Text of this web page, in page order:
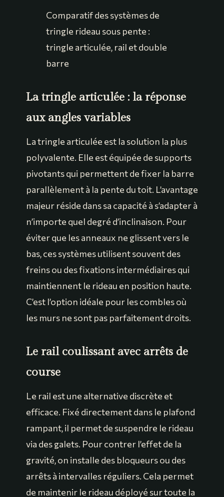
Comparatif des systèmes de
tringle rideau sous pente :
tringle articulée, rail et double
barre
La tringle articulée : la réponse
aux angles variables
La tringle articulée est la solution la plus
polyvalente. Elle est équipée de supports
pivotants qui permettent de fixer la barre
parallèlement à la pente du toit. L’avantage
majeur réside dans sa capacité à s’adapter à
n’importe quel degré d’inclinaison. Pour
éviter que les anneaux ne glissent vers le
bas, ces systèmes utilisent souvent des
freins ou des fixations intermédiaires qui
maintiennent le rideau en position haute.
C’est l’option idéale pour les combles où
les murs ne sont pas parfaitement droits.
Le rail coulissant avec arrêts de
course
Le rail est une alternative discrète et
efficace. Fixé directement dans le plafond
rampant, il permet de suspendre le rideau
via des galets. Pour contrer l’effet de la
gravité, on installe des bloqueurs ou des
arrêts à intervalles réguliers. Cela permet
de maintenir le rideau déployé sur toute la